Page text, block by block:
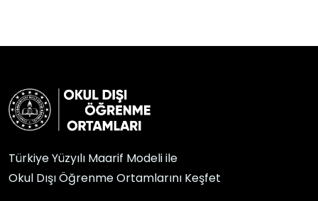
Türkiye Yüzyılı Maarif Modeli ile
Okul Dışı Öğrenme Ortamlarını Keşfet